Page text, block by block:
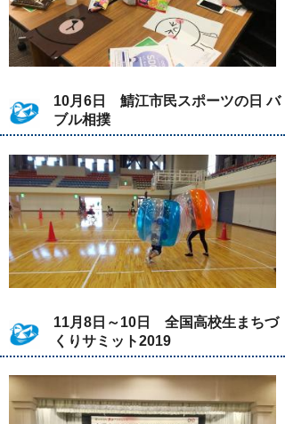
10月6日 鯖江市民スポーツの日 バ
ブル相撲
11月8日～10日 全国高校生まちづ
くりサミット2019